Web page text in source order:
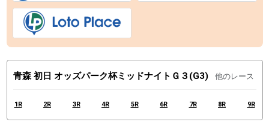
青森 初日 オッズパーク杯ミッドナイトＧ３(G3) 他のレース
1R 2R 3R 4R 5R 6R 7R 8R 9R